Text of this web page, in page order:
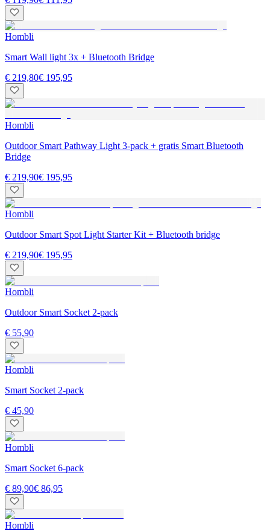
Hombli
Smart Wall light 3x + Bluetooth Bridge
€ 219,80€ 195,95
Hombli
Outdoor Smart Pathway Light 3-pack + gratis Smart Bluetooth
Bridge
€ 219,90€ 195,95
Hombli
Outdoor Smart Spot Light Starter Kit + Bluetooth bridge
€ 219,90€ 195,95
Hombli
Outdoor Smart Socket 2-pack
€ 55,90
Hombli
Smart Socket 2-pack
€ 45,90
Hombli
Smart Socket 6-pack
€ 89,90€ 86,95
Hombli